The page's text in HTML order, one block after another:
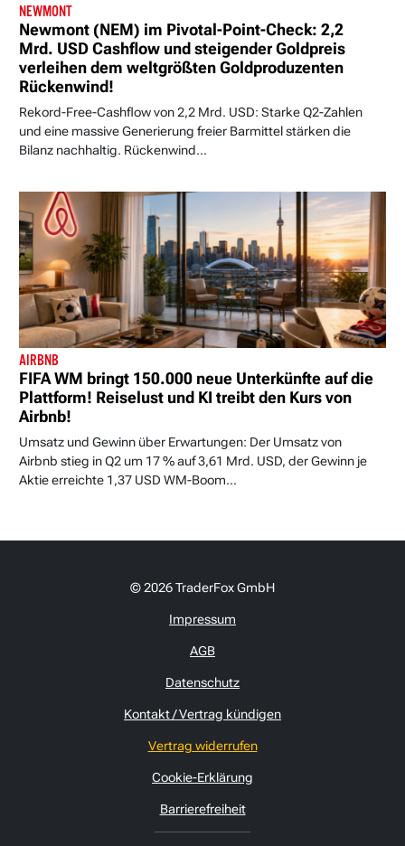
NEWMONT
Newmont (NEM) im Pivotal-Point-Check: 2,2
Mrd. USD Cashflow und steigender Goldpreis
verleihen dem weltgrößten Goldproduzenten
Rückenwind!
Rekord-Free-Cashflow von 2,2 Mrd. USD: Starke Q2-Zahlen
und eine massive Generierung freier Barmittel stärken die
Bilanz nachhaltig. Rückenwind...
AIRBNB
FIFA WM bringt 150.000 neue Unterkünfte auf die
Plattform! Reiselust und KI treibt den Kurs von
Airbnb!
Umsatz und Gewinn über Erwartungen: Der Umsatz von
Airbnb stieg in Q2 um 17 % auf 3,61 Mrd. USD, der Gewinn je
Aktie erreichte 1,37 USD WM-Boom...
© 2026 TraderFox GmbH
Impressum
AGB
Datenschutz
Kontakt / Vertrag kündigen
Vertrag widerrufen
Cookie-Erklärung
Barrierefreiheit